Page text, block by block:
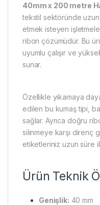
40mm x 200 metre
tekstil sektöründe uzun
etmek isteyen
ribon çözümüdür. Bu
uyumlu çalışır ve
sunar.
Özellikle yıkamaya
edilen bu kumaş tipi,
sağlar. Ayrıca doğru
silinmeye karşı direnç
etiketleriniz uzun süre
Ürün Teknik
Genişlik: 40 mm